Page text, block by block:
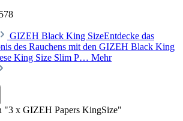
GIZEH Black King SizeEntdecke das
des Rauchens mit den GIZEH Black King
King Size Slim P… Mehr
"3 x GIZEH Papers KingSize"